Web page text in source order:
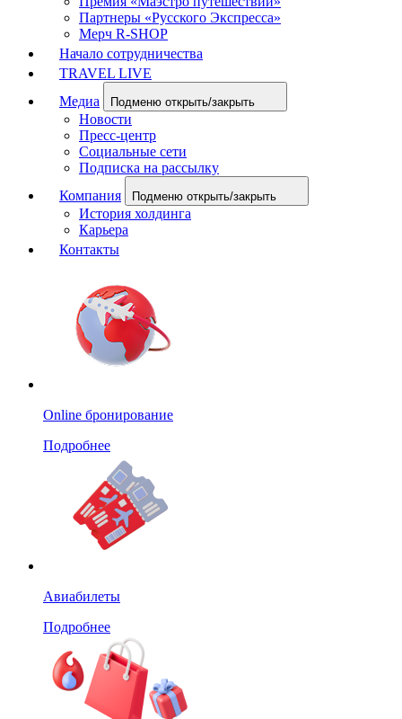
Партнеры «Русского Экспресса»
Мерч R-SHOP
Начало сотрудничества
TRAVEL LIVE
Медиа
Подменю открыть/закрыть
Новости
Пресс-центр
Социальные сети
Подписка на рассылку
Компания
Подменю открыть/закрыть
История холдинга
Карьера
Контакты
Online бронирование
Подробнее
Авиабилеты
Подробнее